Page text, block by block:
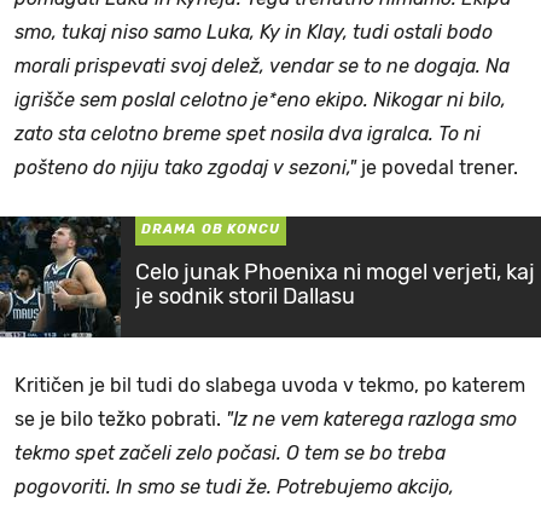
smo, tukaj niso samo Luka, Ky in Klay, tudi ostali bodo
morali prispevati svoj delež, vendar se to ne dogaja. Na
igrišče sem poslal celotno je*eno ekipo. Nikogar ni bilo,
zato sta celotno breme spet nosila dva igralca. To ni
pošteno do njiju tako zgodaj v sezoni,"je povedal trener.
DRAMA OB KONCU
Celo junak Phoenixa ni mogel verjeti, kaj
je sodnik storil Dallasu
Kritičen je bil tudi do slabega uvoda v tekmo, po katerem
se je bilo težko pobrati. "Iz ne vem katerega razloga smo
tekmo spet začeli zelo počasi. O tem se bo treba
pogovoriti. In smo se tudi že. Potrebujemo akcijo,